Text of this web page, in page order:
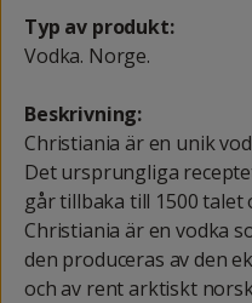
Typ av produkt:
Vodka. Norge.
Beskrivning:
Christiania är en unik
Det ursprungliga
går tillbaka till 1500 talet
Christiania är en vodka
den produceras av den
och av rent arktiskt